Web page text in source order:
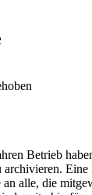
Betrieb
archivieren.
alle, die